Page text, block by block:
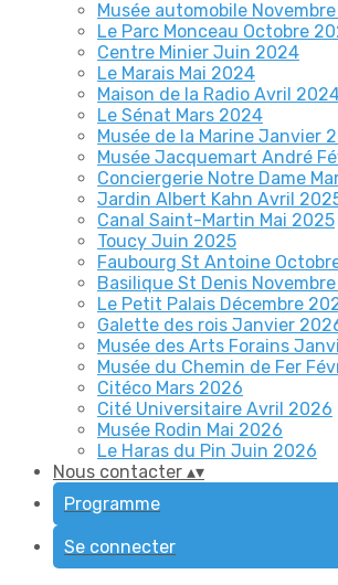
Musée automobile
Le Parc Monceau Octobre
Centre Minier Juin 2024
Le Marais Mai 2024
Maison de la Radio Avril
Le Sénat Mars 2024
Musée de la Marine Janvier
Musée Jacquemart André
Conciergerie Notre Dame
Jardin Albert Kahn Avril
Canal Saint-Martin Mai 2025
Toucy Juin 2025
Faubourg St Antoine
Basilique St Denis
Le Petit Palais Décembre
Galette des rois Janvier
Musée des Arts Forains
Musée du Chemin de Fer
Citéco Mars 2026
Cité Universitaire Avril 2026
Musée Rodin Mai 2026
Le Haras du Pin Juin 2026
Nous contacter ▴▾
Programme
Se connecter